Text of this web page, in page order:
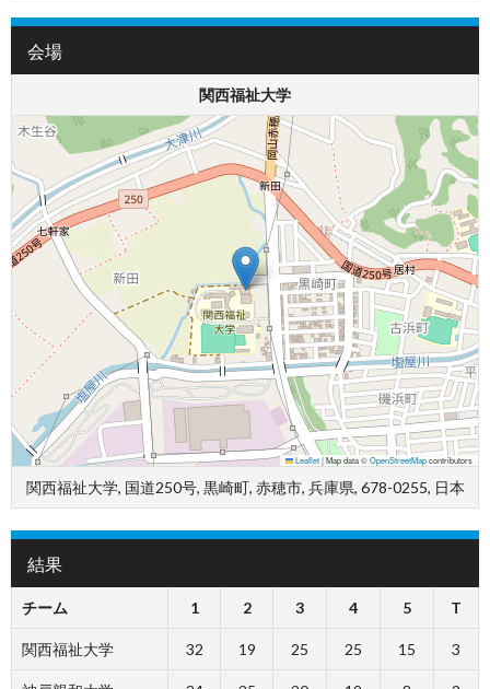
会場
関西福祉大学
Leaflet|Map data ©OpenStreetMapcontributors
関西福祉大学, 国道250号, 黒崎町, 赤穂市, 兵庫県, 678-0255, 日本
結果
チーム 1 2 3 4 5 T
関西福祉大学 32 19 25 25 15 3